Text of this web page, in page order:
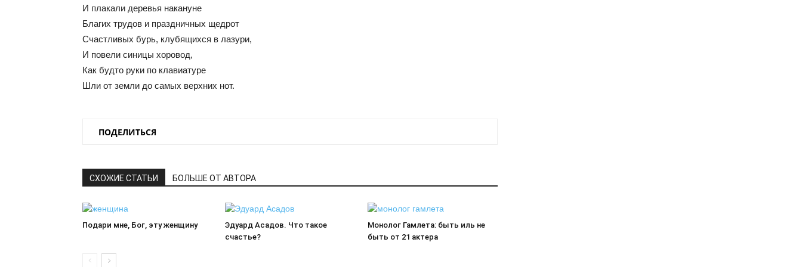
И плакали деревья накануне
Благих трудов и праздничных щедрот
Счастливых бурь, клубящихся в лазури,
И повели синицы хоровод,
Как будто руки по клавиатуре
Шли от земли до самых верхних нот.
ПОДЕЛИТЬСЯ
СХОЖИЕ СТАТЬИ БОЛЬШЕ ОТ АВТОРА
Подари мне, Бог, эту женщину
Эдуард Асадов. Что такое
счастье?
Монолог Гамлета: быть иль не
быть от 21 актера